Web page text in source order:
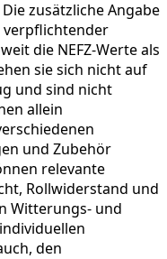
zusätzliche Angabe
verpflichtender
die NEFZ-Werte als
sie sich nicht auf
und sind nicht
allein
und Zubehör
relevante
Rollwiderstand und
Witterungs- und
den